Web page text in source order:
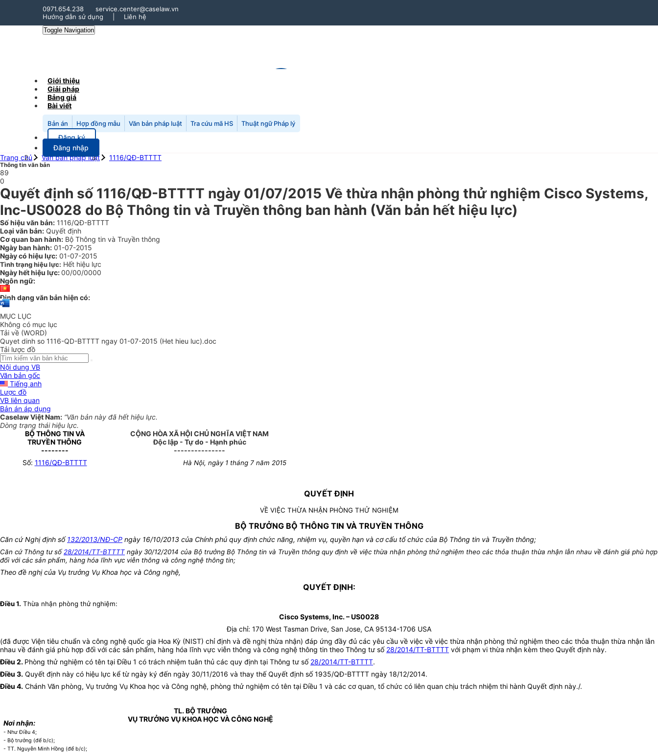
0971.654.238
service.center@caselaw.vn
Hướng dẫn sử dụng
Liên hệ
Toggle Navigation
Giới thiệu
Giải pháp
Bảng giá
Bài viết
Bản án Hợp đồng mẫu Văn bản pháp luật Tra cứu mã HS Thuật ngữ Pháp lý
Đăng ký
Đăng nhập
Trang chủ
Văn bản pháp luật 1116/QĐ-BTTTT
Thông tin văn bản
89
0
Quyết định số 1116/QĐ-BTTTT ngày 01/07/2015 Về thừa nhận phòng thử nghiệm Cisco Systems,
Inc-US0028 do Bộ Thông tin và Truyền thông ban hành (Văn bản hết hiệu lực)
Số hiệu văn bản: 1116/QĐ-BTTTT
Loại văn bản: Quyết định
Cơ quan ban hành: Bộ Thông tin và Truyền thông
Ngày ban hành: 01-07-2015
Ngày có hiệu lực: 01-07-2015
Tình trạng hiệu lực: Hết hiệu lực
Ngày hết hiệu lực:00/00/0000
Ngôn ngữ:
Định dạng văn bản hiện có:
MỤC LỤC
Không có mục lục
Tải về (WORD)
Quyet dinh so 1116-QD-BTTTT ngay 01-07-2015 (Het hieu luc).doc
Tải lược đồ
Nội dung VB
Văn bản gốc
Tiếng anh
Lược đồ
VB liên quan
Bản án áp dụng
Caselaw Việt Nam: “Văn bản này đã hết hiệu lực.
Dòng trạng thái hiệu lực.
BỘ THÔNG TIN VÀ
TRUYỀN THÔNG
--------
CỘNG HÒA XÃ HỘI CHỦ NGHĨA VIỆT NAM
Độc lập - Tự do - Hạnh phúc
---------------
Số: 1116/QĐ-BTTTT Hà Nội, ngày 1 tháng 7 năm 2015
QUYẾT ĐỊNH
VỀ VIỆC THỪA NHẬN PHÒNG THỬ NGHIỆM
BỘ TRƯỞNG BỘ THÔNG TIN VÀ TRUYỀN THÔNG
Căn cứ Nghị định số132/2013/NĐ-CP ngày 16/10/2013 của Chính phủ quy định chức năng, nhiệm vụ, quyền hạn và cơ cấu tổ chức của Bộ Thông tin và Truyền thông;
Căn cứ Thông tư số28/2014/TT-BTTTT ngày 30/12/2014 của Bộ trưởng Bộ Thông tin và Truyền thông quy định về việc thừa nhận phòng thử nghiệm theo các thỏa thuận thừa nhận lẫn nhau về đánh giá phù hợp
đối với các sản phẩm, hàng hóa lĩnh vực viễn thông và công nghệ thông tin;
Theo đề nghị của Vụ trưởng Vụ Khoa học và Công nghệ,
QUYẾT ĐỊNH:
Điều 1. Thừa nhận phòng thử nghiệm:
Cisco Systems, Inc. – US0028
Địa chỉ: 170 West Tasman Drive, San Jose, CA 95134-1706 USA
(đã được Viện tiêu chuẩn và công nghệ quốc gia Hoa Kỳ (NIST) chỉ định và đề nghị thừa nhận) đáp ứng đầy đủ các yêu cầu về việc về việc thừa nhận phòng thử nghiệm theo các thỏa thuận thừa nhận lẫn
nhau về đánh giá phù hợp đối với các sản phẩm, hàng hóa lĩnh vực viễn thông và công nghệ thông tin theo Thông tư số 28/2014/TT-BTTTT với phạm vi thừa nhận kèm theo Quyết định này.
Điều 2. Phòng thử nghiệm có tên tại Điều 1 có trách nhiệm tuân thủ các quy định tại Thông tư số 28/2014/TT-BTTTT.
Điều 3. Quyết định này có hiệu lực kể từ ngày ký đến ngày 30/11/2016 và thay thế Quyết định số 1935/QĐ-BTTTT ngày 18/12/2014.
Điều 4. Chánh Văn phòng, Vụ trưởng Vụ Khoa học và Công nghệ, phòng thử nghiệm có tên tại Điều 1 và các cơ quan, tổ chức có liên quan chịu trách nhiệm thi hành Quyết định này./.
Nơi nhận:
- Như Điều 4;
- Bộ trưởng (để b/c);
- TT. Nguyễn Minh Hồng (để b/c);
TL. BỘ TRƯỞNG
VỤ TRƯỞNG VỤ KHOA HỌC VÀ CÔNG NGHỆ